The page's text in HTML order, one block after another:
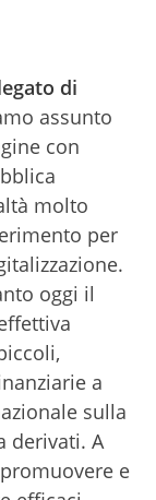
di
assunto
con
molto
per
oggi il
a
sulla
derivati. A
e